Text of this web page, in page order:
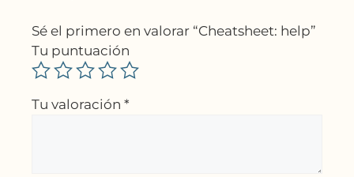
Sé el primero en valorar “Cheatsheet: help”
Tu puntuación
Tu valoración *